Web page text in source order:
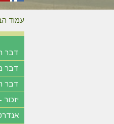
עמוד
דבר
דבר
דבר